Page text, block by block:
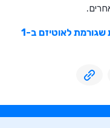
ניתן לאבחן פגיעה גנטית שגורמת לאוטיזם ב-1